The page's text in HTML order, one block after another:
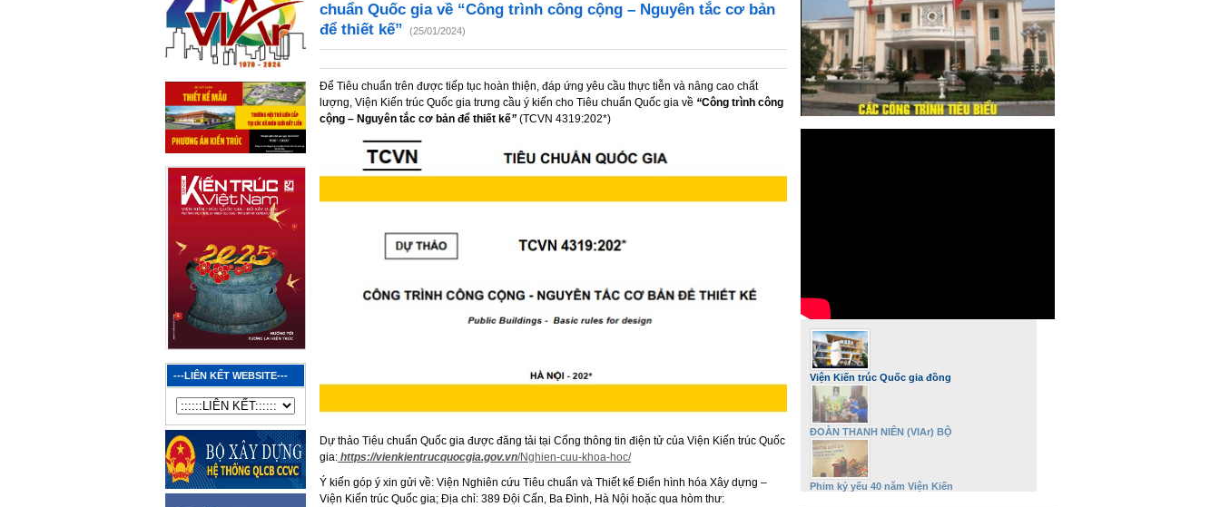
---LIÊN KẾT WEBSITE---
chuẩn Quốc gia về “Công trình công cộng – Nguyên tắc cơ bản
để thiết kế”
(25/01/2024)
Để Tiêu chuẩn trên được tiếp tục hoàn thiện, đáp ứng yêu cầu thực tiễn và nâng cao chất
lượng, Viện Kiến trúc Quốc gia trưng cầu ý kiến cho Tiêu chuẩn Quốc gia về “Công trình công
cộng – Nguyên tắc cơ bản để thiết kế” (TCVN 4319:202*)
Dự thảo Tiêu chuẩn Quốc gia được đăng tải tại Cổng thông tin điện tử của Viện Kiến trúc Quốc
gia: https://vienkientrucquocgia.gov.vn/Nghien-cuu-khoa-hoc/
Ý kiến góp ý xin gửi về: Viện Nghiên cứu Tiêu chuẩn và Thiết kế Điển hình hóa Xây dựng –
Viện Kiến trúc Quốc gia; Địa chỉ: 389 Đội Cấn, Ba Đình, Hà Nội hoặc qua hòm thư:
Viện Kiến trúc Quốc gia đồng
hành và phát triển
ĐOÀN THANH NIÊN (VIAr) BỘ
XÂY DỰNG DÂNG HƯƠNG VÀ TRI
ÂN ĐẠI TƯỚNG VÕ NGUYÊN
GIÁP NHÂN DỊP 27/7
Phim kỷ yếu 40 năm Viện Kiến